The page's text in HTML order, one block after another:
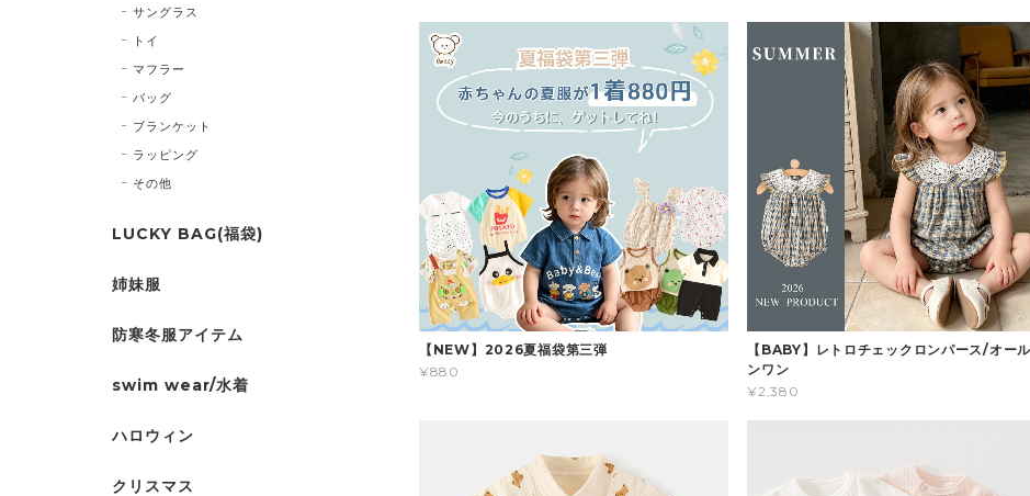
【NEW】2026夏福袋第三弾
¥880
【BABY】レトロチェックロンパース/オー
ンワン
¥2,380
サングラス
トイ
マフラー
バッグ
ブランケット
ラッピング
その他
LUCKY BAG(福袋)
姉妹服
防寒冬服アイテム
swim wear/水着
ハロウィン
クリスマス